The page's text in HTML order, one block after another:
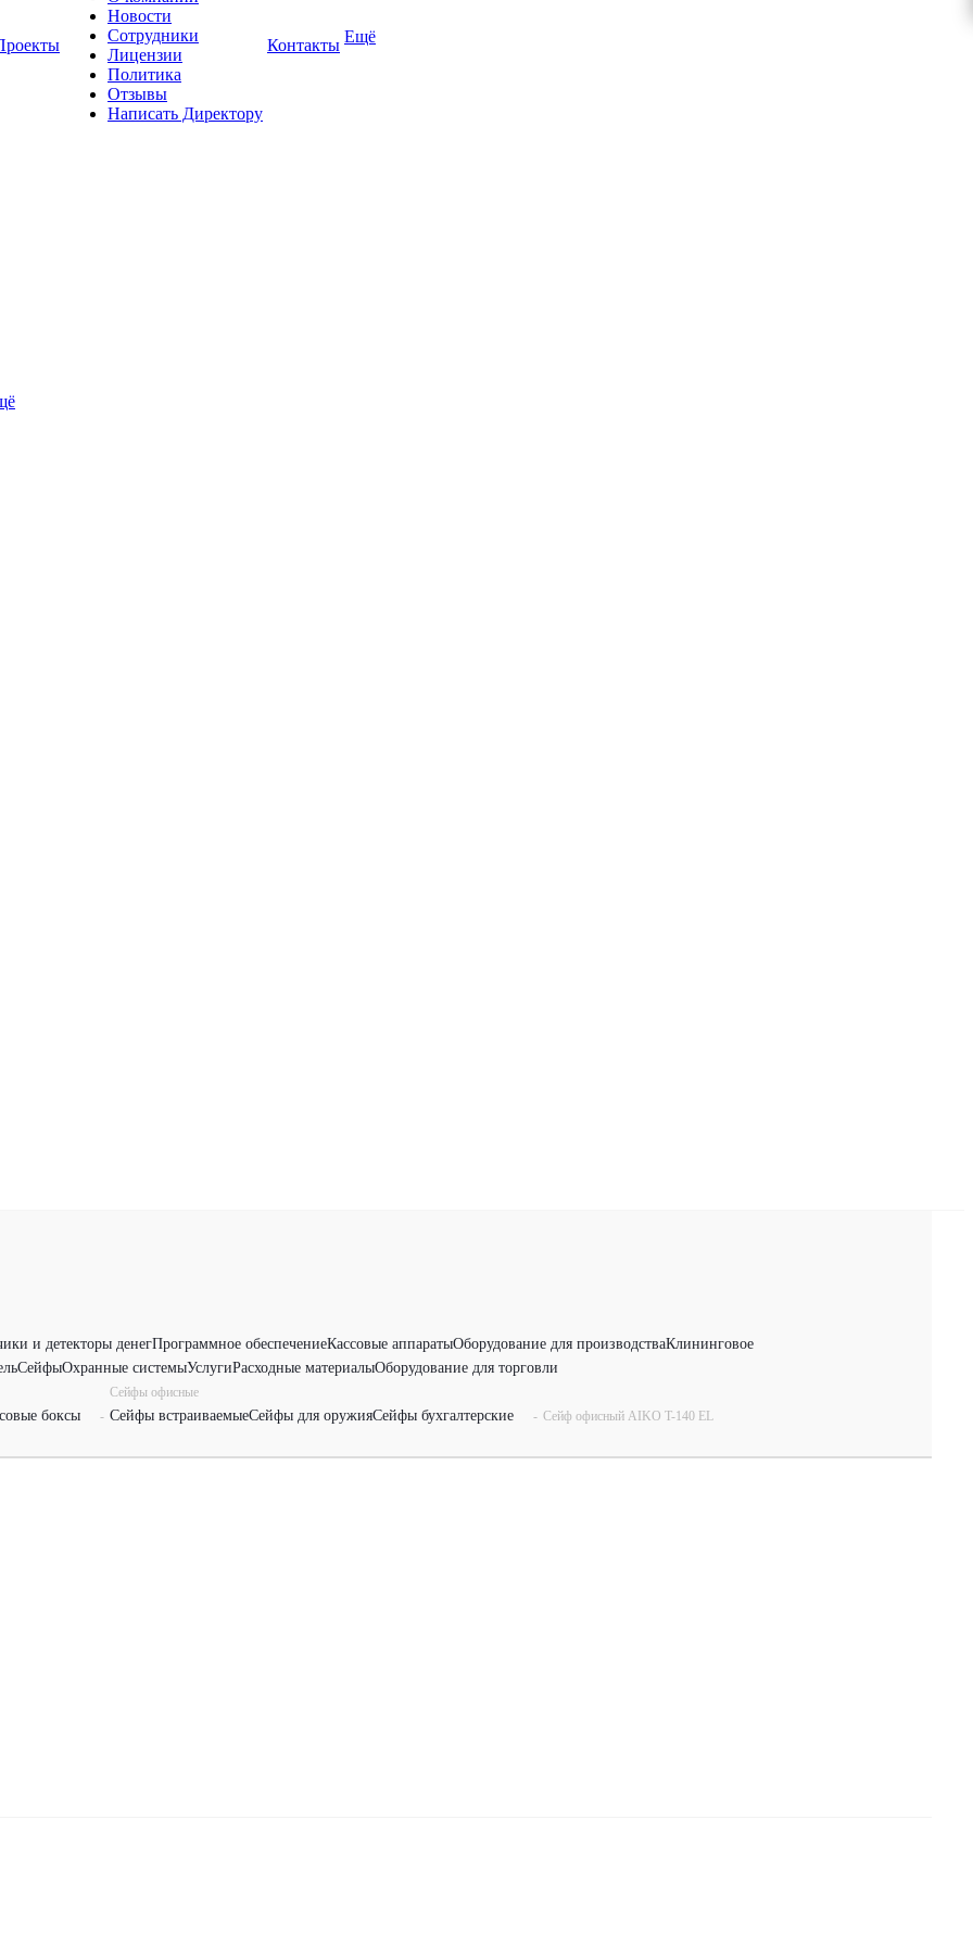
Новости
Сотрудники
Лицензии
Политика
Отзывы
Написать Директору
Контакты Ещё
и детекторы денегПрограммное обеспечениеКассовые аппаратыОборудование для производстваКлининговое
СейфыОхранные системыУслугиРасходные материалыОборудование для торговли
боксы -
Сейфы офисные
Сейфы встраиваемыеСейфы для оружияСейфы бухгалтерские - Сейф офисный AIKO T-140 EL